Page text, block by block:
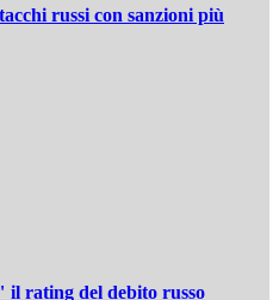
russi con sanzioni più
il rating del debito russo